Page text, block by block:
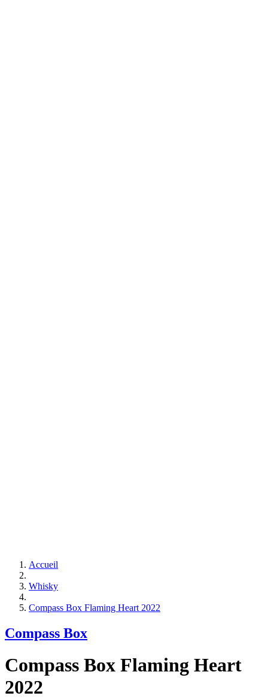
Accueil
Whisky
Compass Box Flaming Heart 2022
Compass Box
Compass Box Flaming Heart
2022